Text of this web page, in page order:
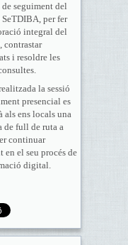
de seguiment del
per fer
integral del
contrastar
i resoldre les
la sessió
presencial es
als ens locals una
de full de ruta a
continuar
en el seu procés de
digital.